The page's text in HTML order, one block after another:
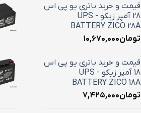
قیمت و خرید باتری یو پی اس
28 آمپر زیکو - UPS
BATTERY ZICO 28A
تومان۱۰,۶۷۰,۰۰۰
قیمت و خرید باتری یو پی اس
18 آمپر زیکو - UPS
BATTERY ZICO 18A
تومان۷,۴۲۵,۰۰۰